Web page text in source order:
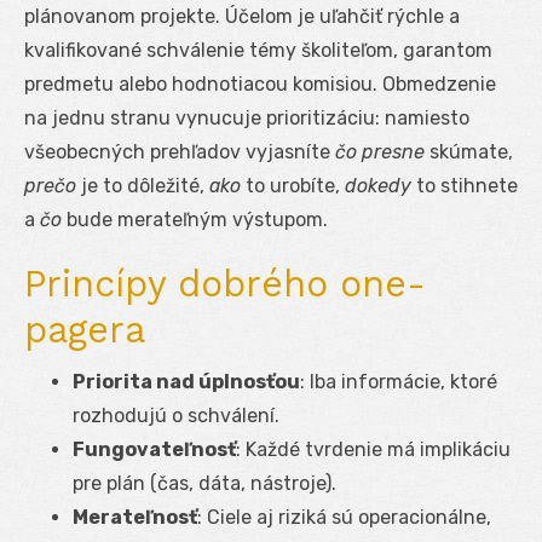
plánovanom projekte. Účelom je uľahčiť rýchle a
kvalifikované schválenie témy školiteľom, garantom
predmetu alebo hodnotiacou komisiou. Obmedzenie
na jednu stranu vynucuje prioritizáciu: namiesto
všeobecných prehľadov vyjasníte čo presne skúmate,
prečo je to dôležité, ako to urobíte, dokedy to stihnete
a čo bude merateľným výstupom.
Princípy dobrého one-
pagera
Priorita nad úplnosťou: Iba informácie, ktoré
rozhodujú o schválení.
Fungovateľnosť: Každé tvrdenie má implikáciu
pre plán (čas, dáta, nástroje).
Merateľnosť: Ciele aj riziká sú operacionálne,